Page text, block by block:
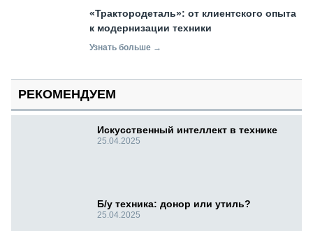
«Трактородеталь»: от клиентского опыта
к модернизации техники
Узнать больше →
РЕКОМЕНДУЕМ
Искусственный интеллект в технике
25.04.2025
Б/у техника: донор или утиль?
25.04.2025